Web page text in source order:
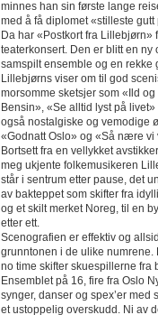
minnes han sin første lange
med å få diplomet «stilleste
Da har «Postkort fra
teaterkonsert. Den er blitt en
samspilt ensemble og en
Lillebjørns viser om til god
morsomme sketsjer som «Ild
Bensin», «Se alltid lyst på
også nostalgiske og vemodige
«Godnatt Oslo» og «Så nære vi
Bortsett fra en vellykket
meg ukjente folkemusikeren
står i sentrum etter pause, det
av bakteppet som skifter fra
og et skilt merket Noreg, til en
etter ett.
Scenografien er effektiv og
grunntonen i de ulike numrene.
no time skifter skuespillerne
Ensemblet på 16, fire fra Oslo
synger, danser og spex’er med
et ustoppelig overskudd. Ni av